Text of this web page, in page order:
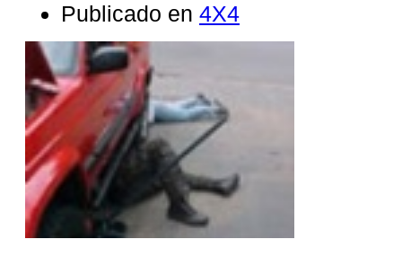
Publicado en 4X4